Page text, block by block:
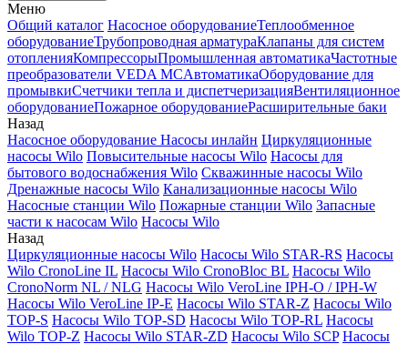
Меню
Общий каталог Насосное оборудованиеТеплообменное
оборудованиеТрубопроводная арматураКлапаны для систем
отопленияКомпрессорыПромышленная автоматикаЧастотные
преобразователи VEDA MCАвтоматикаОборудование для
промывкиСчетчики тепла и диспетчеризацияВентиляционное
оборудованиеПожарное оборудованиеРасширительные баки
Назад
Насосное оборудование Насосы инлайн Циркуляционные
насосы Wilo Повысительные насосы Wilo Насосы для
бытового водоснабжения Wilo Скважинные насосы Wilo
Дренажные насосы Wilo Канализационные насосы Wilo
Насосные станции Wilo Пожарные станции Wilo Запасные
части к насосам Wilo Насосы Wilo
Назад
Циркуляционные насосы Wilo Насосы Wilo STAR-RS Насосы
Wilo CronoLine IL Насосы Wilo CronoBloc BL Насосы Wilo
CronoNorm NL / NLG Насосы Wilo VeroLine IPH-O / IPH-W
Насосы Wilo VeroLine IP-E Насосы Wilo STAR-Z Насосы Wilo
TOP-S Насосы Wilo TOP-SD Насосы Wilo TOP-RL Насосы
Wilo TOP-Z Насосы Wilo STAR-ZD Насосы Wilo SCP Насосы